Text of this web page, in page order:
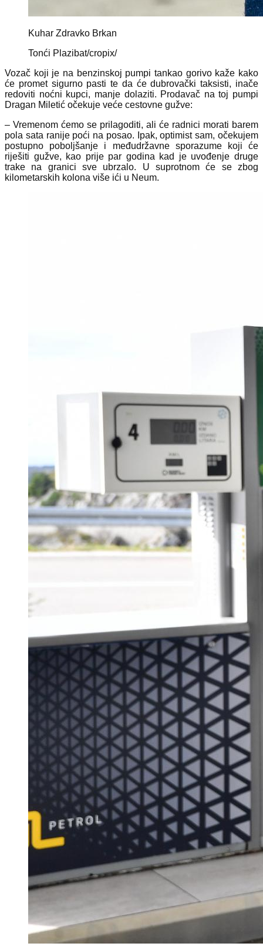
Kuhar Zdravko Brkan
Tonći Plazibat/cropix/
Vozač koji je na benzinskoj pumpi tankao gorivo kaže kako
će promet sigurno pasti te da će dubrovački taksisti, inače
redoviti noćni kupci, manje dolaziti. Prodavač na toj pumpi
Dragan Miletić očekuje veće cestovne gužve:
– Vremenom ćemo se prilagoditi, ali će radnici morati barem
pola sata ranije poći na posao. Ipak, optimist sam, očekujem
postupno poboljšanje i međudržavne sporazume koji će
riješiti gužve, kao prije par godina kad je uvođenje druge
trake na granici sve ubrzalo. U suprotnom će se zbog
kilometarskih kolona više ići u Neum.